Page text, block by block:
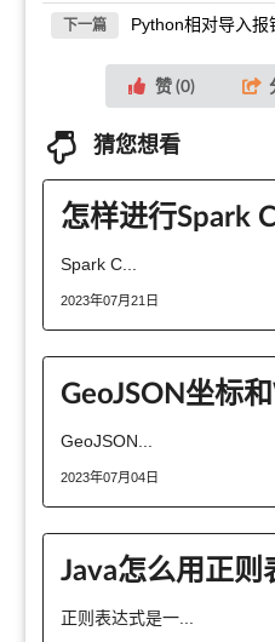
下一篇 Python相对导入报
赞 (0)
猜您想看
怎样进行Spark
Spark C...
2023年07月21日
GeoJSON...
2023年07月04日
正则表达式是一...